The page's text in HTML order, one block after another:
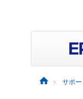
サポー